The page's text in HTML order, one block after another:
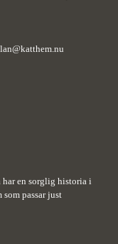
har en sorglig historia i
passar just